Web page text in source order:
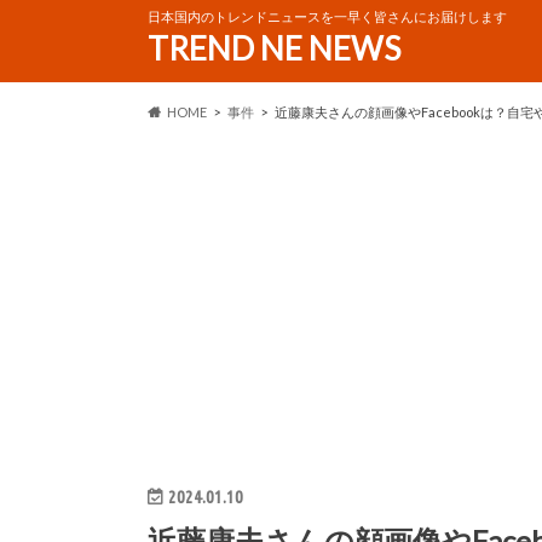
日本国内のトレンドニュースを一早く皆さんにお届けします
TREND NE NEWS
HOME 事件 近藤康夫さんの顔画像やFacebookは？自宅
2024.01.10